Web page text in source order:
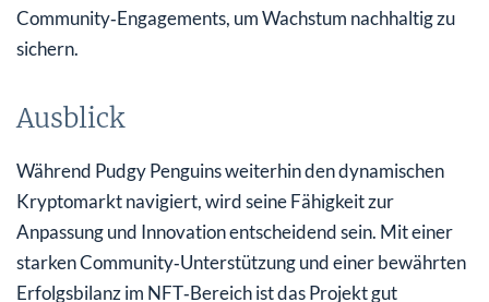
Community‑Engagements, um Wachstum nachhaltig zu
sichern.
Ausblick
Während Pudgy Penguins weiterhin den dynamischen
Kryptomarkt navigiert, wird seine Fähigkeit zur
Anpassung und Innovation entscheidend sein. Mit einer
starken Community‑Unterstützung und einer bewährten
Erfolgsbilanz im NFT‑Bereich ist das Projekt gut